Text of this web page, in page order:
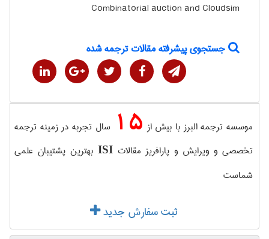
Combinatorial auction and Cloudsim
جستجوی پیشرفته مقالات ترجمه شده
موسسه ترجمه البرز با بیش از 15 سال تجربه در زمینه ترجمه
تخصصی و ویرایش و پارافریز مقالاتISI بهترین پشتیبان علمی
شماست
ثبت سفارش جدید